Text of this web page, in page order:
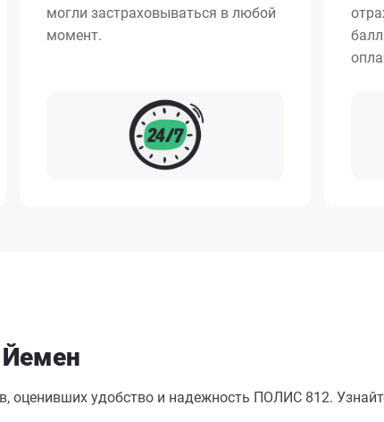
могли застраховываться в любой
момент.
оценивших удобство и надежность ПОЛИС 812.